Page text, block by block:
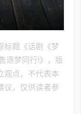
标题《话剧《梦
逐梦同行!》，版
观点，不代表本
议，仅供读者参